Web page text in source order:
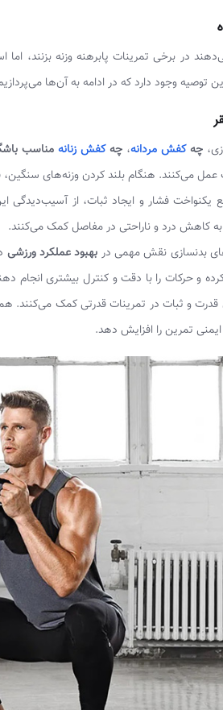
در برخی تمرینات پابرهنه وزنه بزنند، اما
توصیه وجود دارد که در ادامه به آن‌ها
چهکفش مردانه، چهکفش زنانه مناسب
می‌کنند. هنگام بلند کردن وزنه‌های سنگین،
یکنواخت فشار و ایجاد ثبات، از
کاهش درد و ناراحتی در مفاصل کمک می‌کنند.
بدنسازی نقش مهمی در بهبود عملکرد ورزشی
و حرکات را با دقت و کنترل بیشتری
قدرت و ثبات در تمرینات قدرتی کمک می‌کنند.
تمرین را افزایش دهد.